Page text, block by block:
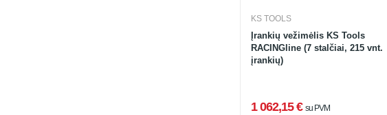
KS TOOLS
Įrankių vežimėlis KS Tools
RACINGline (7 stalčiai, 215 vnt.
įrankių)
1 062,15 € su PVM